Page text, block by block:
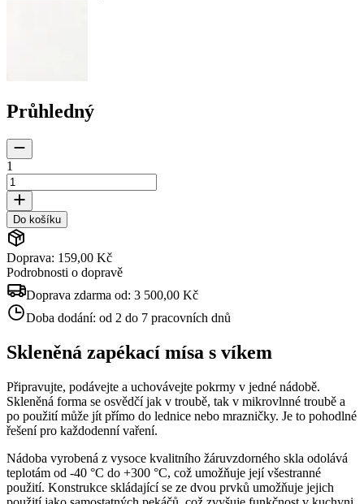
Průhledný
1
Do košíku
Doprava: 159,00 Kč
Podrobnosti o dopravě
Doprava zdarma od: 3 500,00 Kč
Doba dodání: od 2 do 7 pracovních dnů
Skleněná zapékací mísa s víkem
Připravujte, podávejte a uchovávejte pokrmy v jedné nádobě.
Skleněná forma se osvědčí jak v troubě, tak v mikrovlnné troubě a
po použití může jít přímo do lednice nebo mrazničky. Je to pohodlné
řešení pro každodenní vaření.
Nádoba vyrobená z vysoce kvalitního žáruvzdorného skla odolává
teplotám od -40 °C do +300 °C, což umožňuje její všestranné
použití. Konstrukce skládající se ze dvou prvků umožňuje jejich